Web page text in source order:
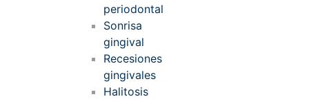
periodontal
Sonrisa
gingival
Recesiones
gingivales
Halitosis